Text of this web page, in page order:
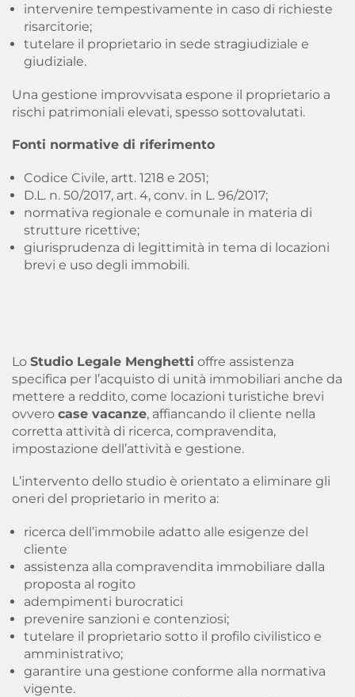
intervenire tempestivamente in caso di richieste
risarcitorie;
tutelare il proprietario in sede stragiudiziale e
giudiziale.
Una gestione improvvisata espone il proprietario a
rischi patrimoniali elevati, spesso sottovalutati.
Fonti normative di riferimento
Codice Civile, artt. 1218 e 2051;
D.L. n. 50/2017, art. 4, conv. in L. 96/2017;
normativa regionale e comunale in materia di
strutture ricettive;
giurisprudenza di legittimità in tema di locazioni
brevi e uso degli immobili.
Lo Studio Legale Menghetti offre assistenza
specifica per l’acquisto di unità immobiliari anche da
mettere a reddito, come locazioni turistiche brevi
ovvero case vacanze, affiancando il cliente nella
corretta attività di ricerca, compravendita,
impostazione dell’attività e gestione.
L’intervento dello studio è orientato a eliminare gli
oneri del proprietario in merito a:
ricerca dell’immobile adatto alle esigenze del
cliente
assistenza alla compravendita immobiliare dalla
proposta al rogito
adempimenti burocratici
prevenire sanzioni e contenziosi;
tutelare il proprietario sotto il profilo civilistico e
amministrativo;
garantire una gestione conforme alla normativa
vigente.